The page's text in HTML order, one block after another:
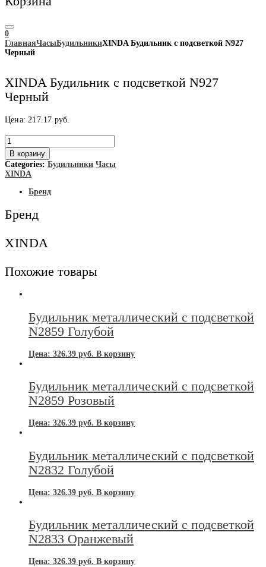
0
ГлавнаяЧасыБудильникиXINDA Будильник с подсветкой N927
Черный
XINDA Будильник с подсветкой N927
Черный
Цена: 217.17 руб.
Количество
товара
XINDA
Будильник
с
N927
В корзину
Categories: Будильники Часы
XINDA
Бренд
Бренд
XINDA
Похожие товары
Будильник металлический с подсветкой
N2859 Голубой
Цена: 326.39 руб. В корзину
Будильник металлический с подсветкой
N2859 Розовый
Цена: 326.39 руб. В корзину
Будильник металлический с подсветкой
N2832 Голубой
Цена: 326.39 руб. В корзину
Будильник металлический с подсветкой
N2833 Оранжевый
Цена: 326.39 руб. В корзину